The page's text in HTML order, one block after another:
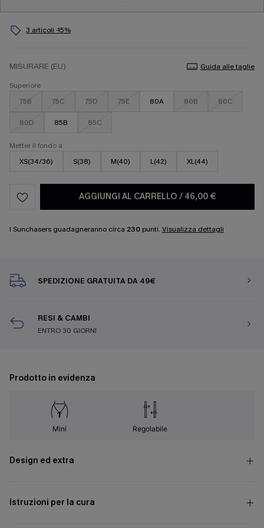
3 articoli -15%
MISURARE (EU)
Guida alle taglie
Superiore
75B
75C 75D 75E 80A 80B 80C
80D 85B 85C
Metter il fondo a
XS(34/36)
S(38) M(40) L(42) XL(44)
AGGIUNGI AL CARRELLO / 46,00 €
I Sunchasers guadagneranno circa 230 punti. Visualizza dettagli
SPEDIZIONE GRATUITA DA 49€
RESI & CAMBI
ENTRO 30 GIORNI
Prodotto in evidenza
Mini Regolabile
Design ed extra
Istruzioni per la cura